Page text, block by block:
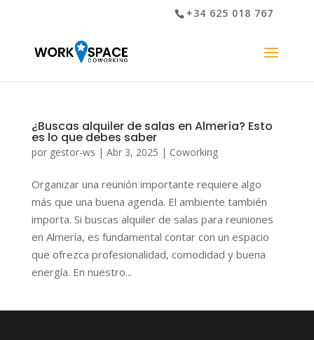
+34 625 018 767
¿Buscas alquiler de salas en Almería? Esto
es lo que debes saber
por gestor-ws | Abr 3, 2025 | Coworking
Organizar una reunión importante requiere algo
más que una buena agenda. El ambiente también
importa. Si buscas alquiler de salas para reuniones
en Almería, es fundamental contar con un espacio
que ofrezca profesionalidad, comodidad y buena
energía. En nuestro...